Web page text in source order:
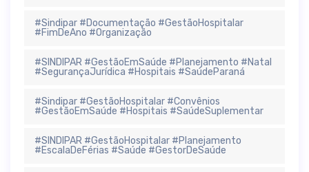
#Sindipar #Documentação #GestãoHospitalar
#FimDeAno #Organização
#SINDIPAR #GestãoEmSaúde #Planejamento #Natal
#SegurançaJurídica #Hospitais #SaúdeParaná
#Sindipar #GestãoHospitalar #Convênios
#GestãoEmSaúde #Hospitais #SaúdeSuplementar
#SINDIPAR #GestãoHospitalar #Planejamento
#EscalaDeFérias #Saúde #GestorDeSaúde